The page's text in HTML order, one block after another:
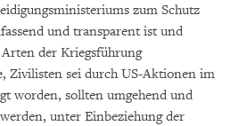
zum Schutz
und transparent ist und
der Kriegsführung
Zivilisten sei durch US-Aktionen im
worden, sollten umgehend und
unter Einbeziehung der